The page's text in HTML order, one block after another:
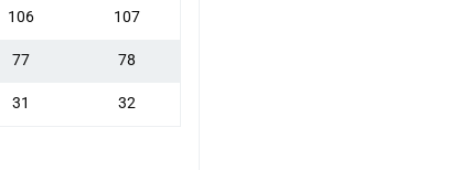
106 107
77 78
31 32